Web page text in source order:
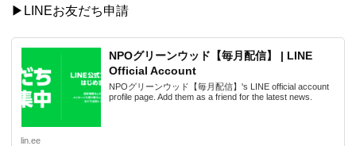
▶LINEお友だち申請
NPOグリーンウッド【毎月配信】 | LINE
Official Account
NPOグリーンウッド【毎月配信】's LINE official account
profile page. Add them as a friend for the latest news.
lin.ee